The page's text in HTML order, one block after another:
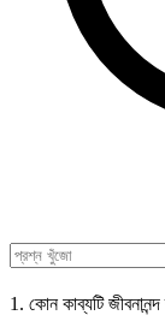
1. কোন কাব্যটি